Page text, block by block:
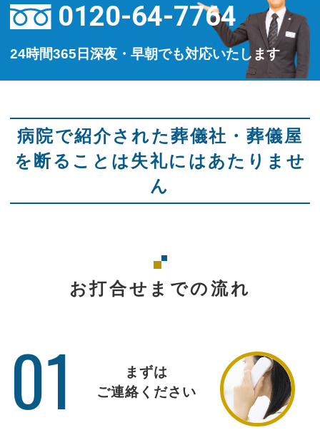
0120-64-7764
24時間365日深夜・早朝でも対応いたします
病院で紹介された葬儀社・葬儀屋
を断ることは失礼にはあたりませ
ん
お打合せまでの流れ
01
まずは
ご連絡ください